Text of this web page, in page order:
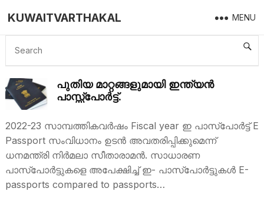
KUWAITVARTHAKAL MENU
INDIAN PASPORT
പുതിയ മാറ്റങ്ങളുമായി ഇന്ത്യൻ
പാസ്സ്പോർട്ട്.
2022-23 സാമ്പത്തികവര്‍ഷം Fiscal year ഇ പാസ്പോര്‍ട്ട് E
Passport സംവിധാനം ഉടന്‍ അവതരിപ്പിക്കുമെന്ന്
ധനമന്ത്രി നിര്‍മലാ സീതാരാമന്‍. സാധാരണ
പാസ്പോര്‍ട്ടുകളെ അപേക്ഷിച്ച് ഇ- പാസ്പോര്‍ട്ടുകള്‍ E-
passports compared to passports…